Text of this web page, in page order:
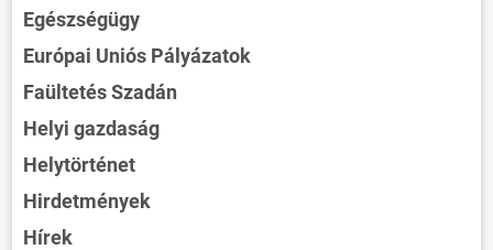
Egészségügy
Európai Uniós Pályázatok
Faültetés Szadán
Helyi gazdaság
Helytörténet
Hirdetmények
Hírek